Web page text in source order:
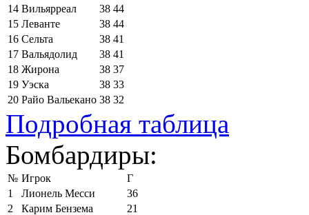
14 Вильярреал 38 44
15 Леванте 38 44
16 Сельта 38 41
17 Вальядолид 38 41
18 Жирона 38 37
19 Уэска 38 33
20 Райо Вальекано 38 32
Подробная таблица
Бомбардиры:
№ Игрок
Г
1
Лионель Месси
36
2
Карим Бензема 21